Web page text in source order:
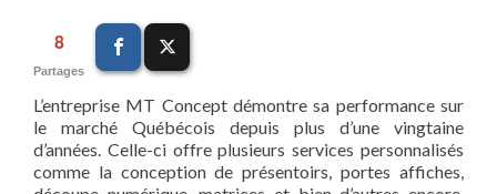
8
Partages
L’entreprise MT Concept démontre sa performance sur
le marché Québécois depuis plus d’une vingtaine
d’années. Celle-ci offre plusieurs services personnalisés
comme la conception de présentoirs, portes affiches,